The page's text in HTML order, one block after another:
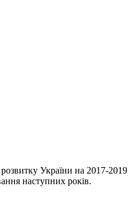
України на 2017-2019
наступних років.